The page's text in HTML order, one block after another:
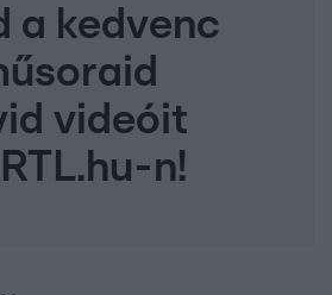
a kedvenc
videóit
n!